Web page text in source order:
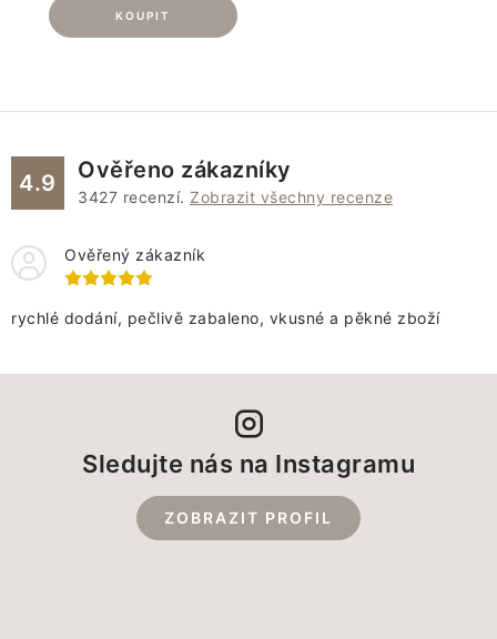
4.9 Ověřeno zákazníky
3427 recenzí. Zobrazit všechny recenze
Ověřený zákazník
rychlé dodání, pečlivě zabaleno, vkusné a pěkné zboží
Sledujte nás na Instagramu
ZOBRAZIT PROFIL